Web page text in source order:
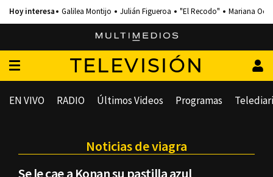
Galilea Montijo Julián Figueroa "El Recodo" Mariana
TELEVISIÓN
EN VIVO RADIO Últimos Videos Programas
Noticias de viagra
Se le cae a Konan su pastilla azul